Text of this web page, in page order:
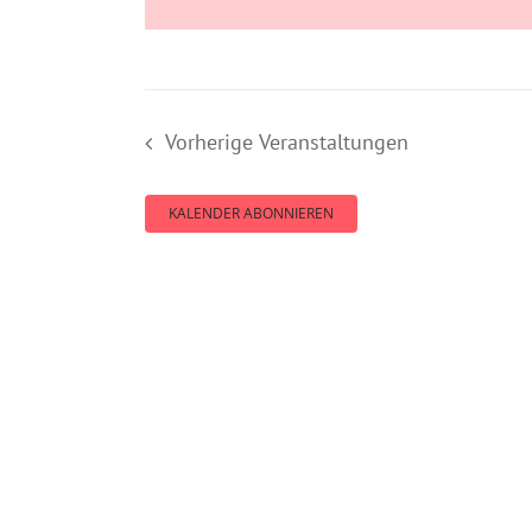
Vorherige Veranstaltungen
KALENDER ABONNIEREN